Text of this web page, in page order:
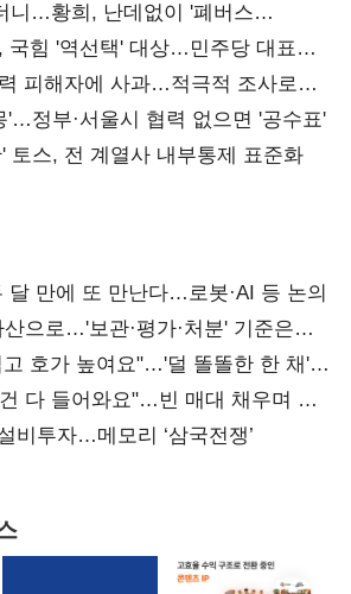
니…황희, 난데없이 '폐버스
국힘 '역선택' 대상…민주당 대표로
피해자에 사과…적극적 조사로
'…정부·서울시 협력 없으면 '공수표'
토스, 전 계열사 내부통제 표준화
달 만에 또 만난다…로봇·AI 등 논의
으로…'보관·평가·처분' 기준은
호가 높여요"…'덜 똘똘한 한 채'
다 들어와요"…빈 매대 채우며 문
비투자…메모리 ‘삼국전쟁’